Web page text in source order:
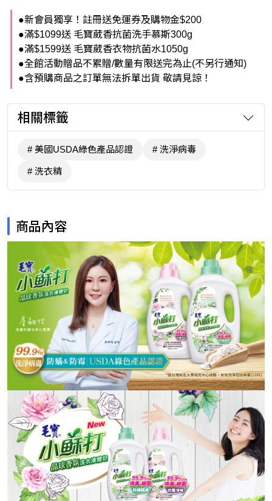
●新會員獨享！註冊送免運券及購物金$200
●滿$1099送 毛寶葳香抗菌洗手慕斯300g
●滿$1599送 毛寶葳香衣物抗菌水1050g
●全館活動贈品不累贈/數量有限送完為止(不另行通知)
●含預購商品之訂單無法拆單出貨 敬請見諒！
相關標籤
美國USDA綠色產品認證 洗淨病毒
洗衣精
商品內容